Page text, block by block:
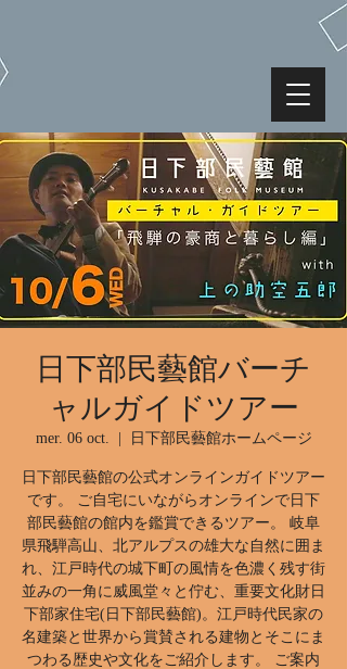
日下部民藝館バーチ
ャルガイドツアー
mer. 06 oct. 日下部民藝館ホームページ
日下部民藝館の公式オンラインガイドツアー
です。 ご自宅にいながらオンラインで日下
部民藝館の館内を鑑賞できるツアー。 岐阜
県飛騨高山、北アルプスの雄大な自然に囲ま
れ、江戸時代の城下町の風情を色濃く残す街
並みの一角に威風堂々と佇む、重要文化財日
下部家住宅(日下部民藝館)。江戸時代民家の
名建築と世界から賞賛される建物とそこにま
つわる歴史や文化をご紹介します。 ご案内